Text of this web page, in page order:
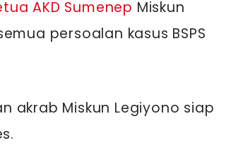
AKD Sumenep Miskun
persoalan kasus BSPS
akrab Miskun Legiyono siap